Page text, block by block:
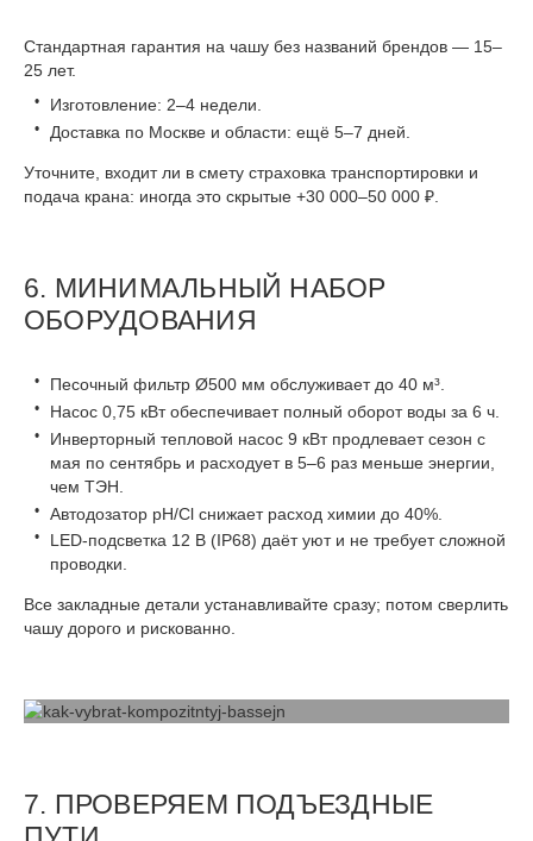
Стандартная гарантия на чашу без названий брендов — 15–
25 лет.
Изготовление: 2–4 недели.
Доставка по Москве и области: ещё 5–7 дней.
Уточните, входит ли в смету страховка транспортировки и
подача крана: иногда это скрытые +30 000–50 000 ₽.
6. МИНИМАЛЬНЫЙ НАБОР
ОБОРУДОВАНИЯ
Песочный фильтр Ø500 мм обслуживает до 40 м³.
Насос 0,75 кВт обеспечивает полный оборот воды за 6 ч.
Инверторный тепловой насос 9 кВт продлевает сезон с
мая по сентябрь и расходует в 5–6 раз меньше энергии,
чем ТЭН.
Автодозатор pH/Cl снижает расход химии до 40%.
LED-подсветка 12 В (IP68) даёт уют и не требует сложной
проводки.
Все закладные детали устанавливайте сразу; потом сверлить
чашу дорого и рискованно.
7. ПРОВЕРЯЕМ ПОДЪЕЗДНЫЕ